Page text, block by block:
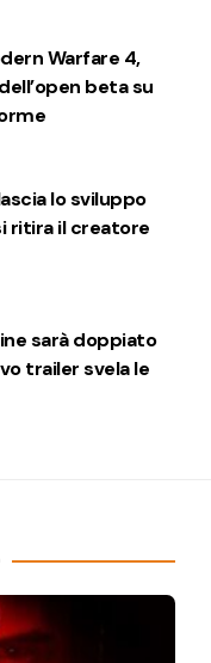
Warfare 4,
beta su
lo sviluppo
ritira il creatore
sarà doppiato
trailer svela le